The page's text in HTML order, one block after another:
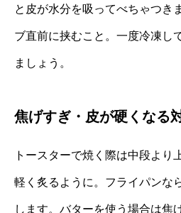
と皮が水分を吸ってべちゃつき
ブ直前に挟むこと。一度冷凍し
ましょう。
焦げすぎ・皮が硬くなる
トースターで焼く際は中段より
軽く炙るように。フライパンな
します。バターを使う場合は焦